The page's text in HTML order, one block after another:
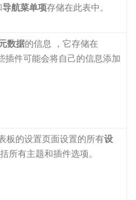
导航菜单项存储在此表中。
数据的信息 ，它存储在
件可能会将自己的信息添加
板的设置页面设​​置的所有设
所有主题和插件选项。